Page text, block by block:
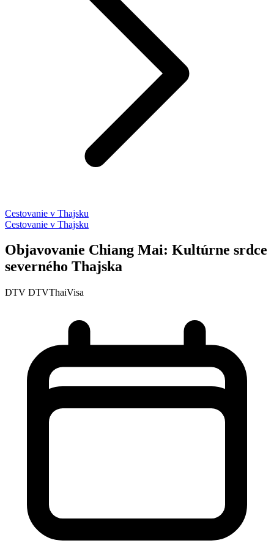
Cestovanie v Thajsku
Cestovanie v Thajsku
Objavovanie Chiang Mai: Kultúrne srdce
severného Thajska
DTV DTVThaiVisa